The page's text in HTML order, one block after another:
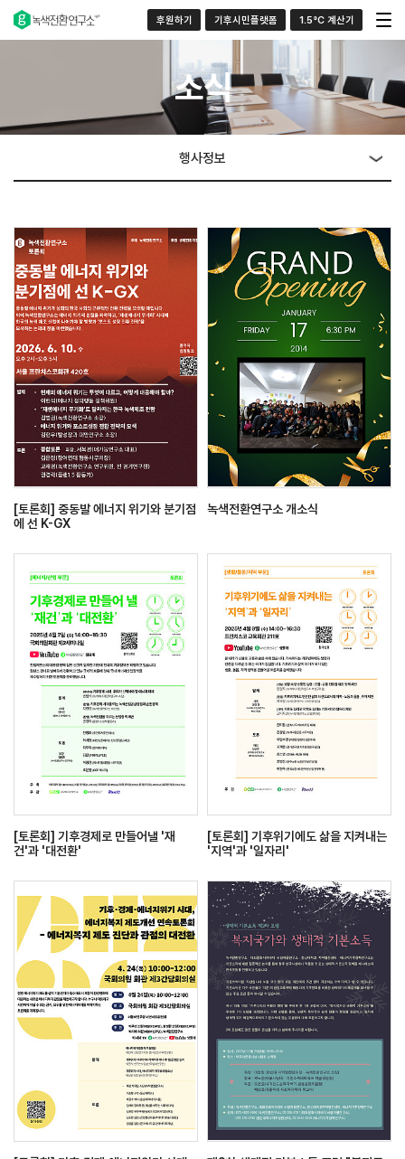
후원하기 기후시민플랫폼 1.5°C 계산기
소식
행사정보
[토론회] 중동발 에너지 위기와 분기점
에 선 K-GX
녹색전환연구소 개소식
[토론회] 기후경제로 만들어낼 '재
건'과 '대전환'
[토론회] 기후위기에도 삶을 지켜내는
'지역'과 '일자리'